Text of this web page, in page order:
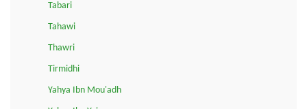
Tabari
Tahawi
Thawri
Tirmidhi
Yahya Ibn Mou'adh